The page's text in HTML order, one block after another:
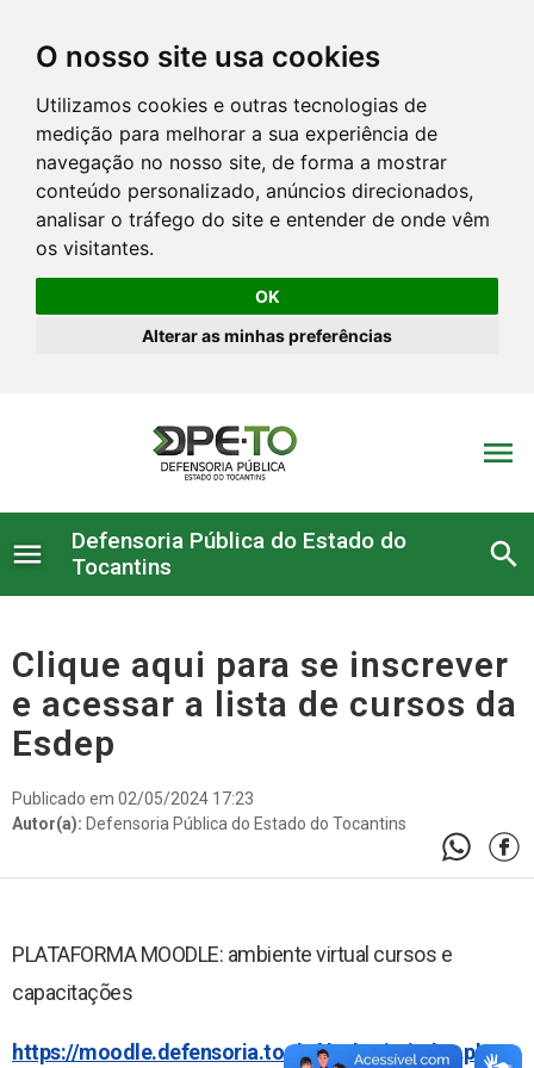
O nosso site usa cookies
Utilizamos cookies e outras tecnologias de
medição para melhorar a sua experiência de
navegação no nosso site, de forma a mostrar
conteúdo personalizado, anúncios direcionados,
analisar o tráfego do site e entender de onde vêm
os visitantes.
OK
Alterar as minhas preferências
menu
menu
Defensoria Pública do Estado do
Tocantins
search
Institucional
Serviços administrativos
Legislação e Atos
Núcleos
Conselho Superior
Corregedoria
Nossos Projetos
Clique aqui para se inscrever
e acessar a lista de cursos da
Esdep
Publicado em 02/05/2024 17:23
Autor(a): Defensoria Pública do Estado do Tocantins
PLATAFORMA MOODLE: ambiente virtual cursos e
capacitações
https://moodle.defensoria.to.def.br/login/index.php